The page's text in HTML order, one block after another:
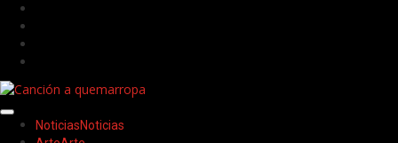
Saltar
contenido
Menú
principal
NoticiasNoticias